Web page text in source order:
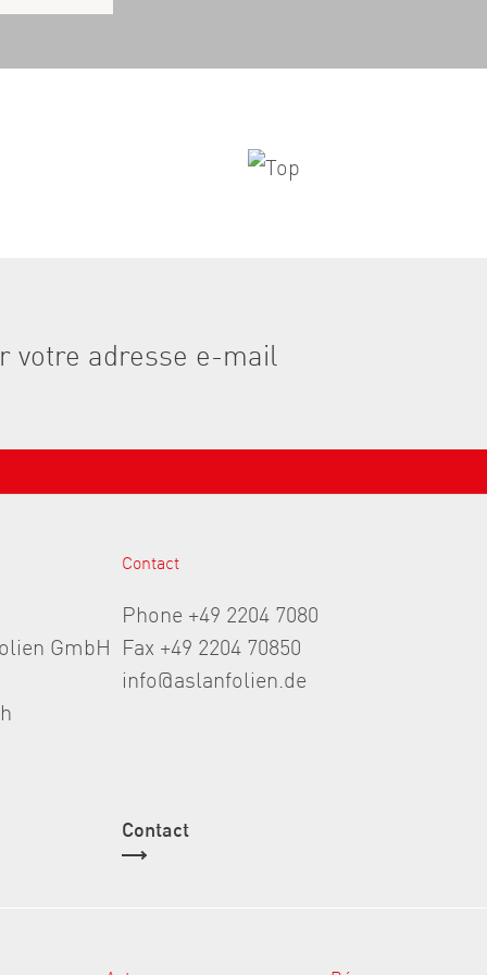
GmbH
Contact
Phone +49 2204 7080
Fax +49 2204 70850
info@aslanfolien.de
Contact